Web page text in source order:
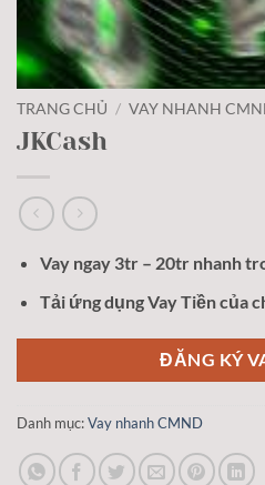
TRANG CHỦ / VAY NHANH
JKCash
Vay ngay 3tr – 20tr nhanh
Tải ứng dụng Vay Tiền của
ĐĂNG KÝ
Danh mục:Vay nhanh CMND